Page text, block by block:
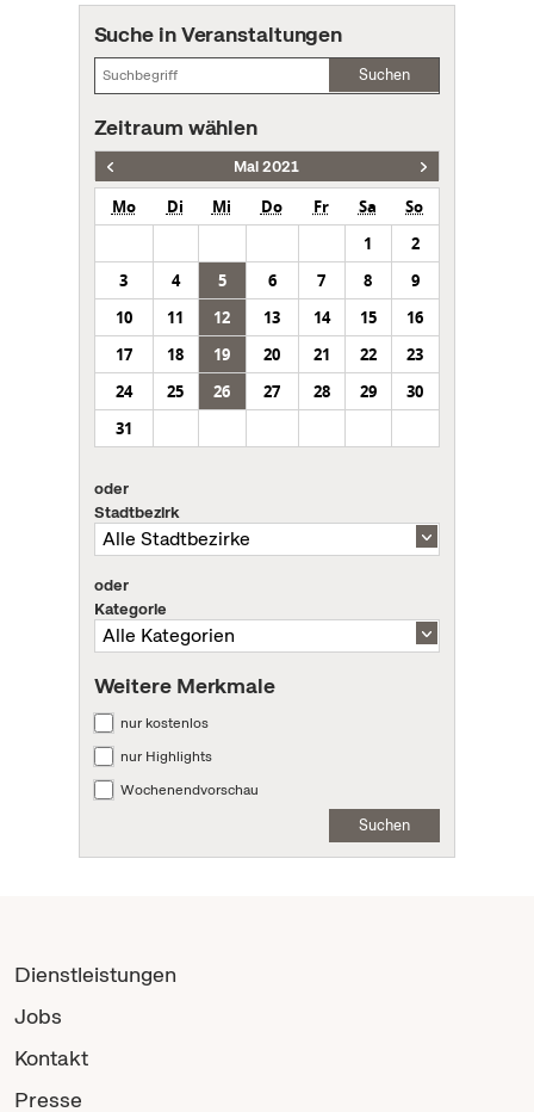
Suche in Veranstaltungen
Suchen
Zeitraum wählen
Mai 2021
Mo Di Mi Do Fr Sa
So
1
2
3
4 5 6 7 8
9
10
11 12 13 14 15
16
17
18 19 20 21 22
23
24
25 26 27 28 29
30
31
oder
Stadtbezirk
oder
Kategorie
Weitere Merkmale
nur kostenlos
nur Highlights
Wochenendvorschau
Suchen
Dienstleistungen
Jobs
Kontakt
Presse